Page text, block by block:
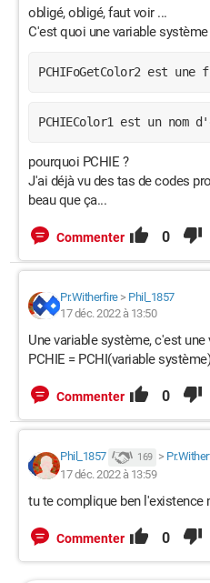
obligé, obligé, faut voir ...
C'est quoi une variable système
PCHIFoGetColor2 est une
PCHIEColor1 est un nom
pourquoi PCHIE ?
J'ai déjà vu des tas de codes
beau que ça...
Commenter 0
Pr.Witherfire> Phil_1857
17 déc. 2022 à 13:50
Une variable système, c'est
PCHIE = PCHI(variable
Commenter 0
Phil_1857 169 >
17 déc. 2022 à 13:59
tu te complique ben l'existence
Commenter 0